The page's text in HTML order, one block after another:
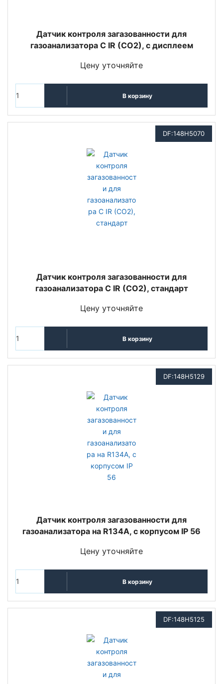
Датчик контроля загазованности для
газоанализатора C IR (CO2), с дисплеем
Цену уточняйте
В корзину
DF:148H5070
Датчик контроля загазованности для
газоанализатора C IR (CO2), стандарт
Цену уточняйте
В корзину
DF:148H5129
Датчик контроля загазованности для
газоанализатора на R134A, с корпусом IP 56
Цену уточняйте
В корзину
DF:148H5125